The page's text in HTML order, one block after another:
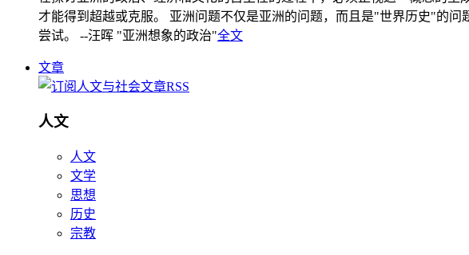
才能得到超越或克服。 亚洲问题不仅是亚洲的问题，而且是"世界历史"的
尝试。 --汪晖 "亚洲想象的政治"全文
文章
人文
人文
文学
思想
历史
宗教